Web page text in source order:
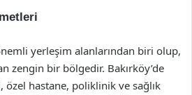
yerleşim alanlarından biri olup,
zengin bir bölgedir. Bakırköy’de
özel hastane, poliklinik ve sağlık